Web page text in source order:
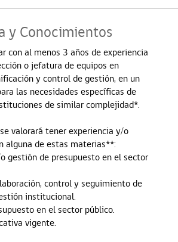
y Conocimientos
con al menos 3 años de experiencia
o jefatura de equipos en
y control de gestión, en un
las necesidades específicas de
de similar complejidad*.
valorará tener experiencia y/o
alguna de estas materias**:
gestión de presupuesto en el sector
control y seguimiento de
institucional.
en el sector público.
vigente.